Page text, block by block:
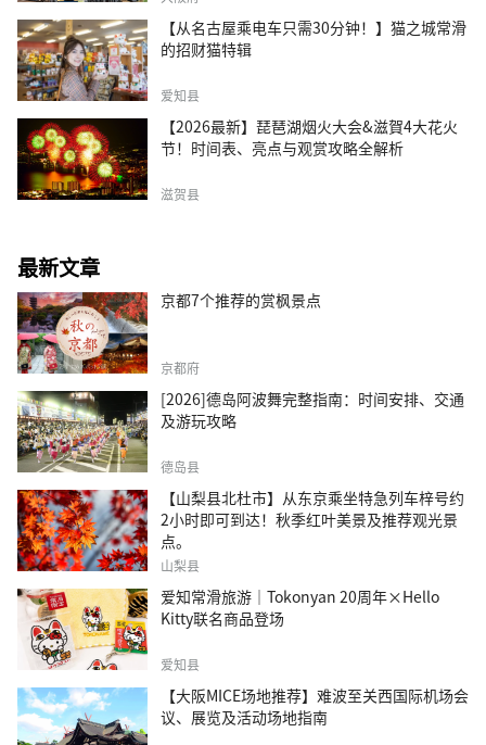
【从名古屋乘电车只需30分钟！】猫之城常滑
的招财猫特辑
爱知县
【2026最新】琵琶湖烟火大会&滋賀4大花火
节！时间表、亮点与观赏攻略全解析
滋贺县
最新文章
京都7个推荐的赏枫景点
京都府
[2026]德岛阿波舞完整指南：时间安排、交通
及游玩攻略
德岛县
【山梨县北杜市】从东京乘坐特急列车梓号约
2小时即可到达！秋季红叶美景及推荐观光景
点。
山梨县
爱知常滑旅游｜Tokonyan 20周年×Hello
Kitty联名商品登场
爱知县
【大阪MICE场地推荐】难波至关西国际机场会
议、展览及活动场地指南